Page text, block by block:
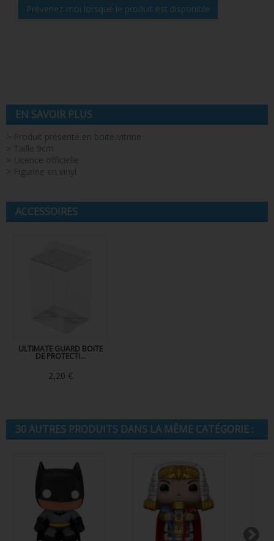
Prévenez-moi lorsque le produit est disponible
EN SAVOIR PLUS
> Produit présenté en boite-vitrine
> Taille 9cm
> Licence officielle
> Figurine en vinyl
ACCESSOIRES
ULTIMATE GUARD BOITE
DE PROTECTI...
2,20 €
30 AUTRES PRODUITS DANS LA MÊME CATÉGORIE :